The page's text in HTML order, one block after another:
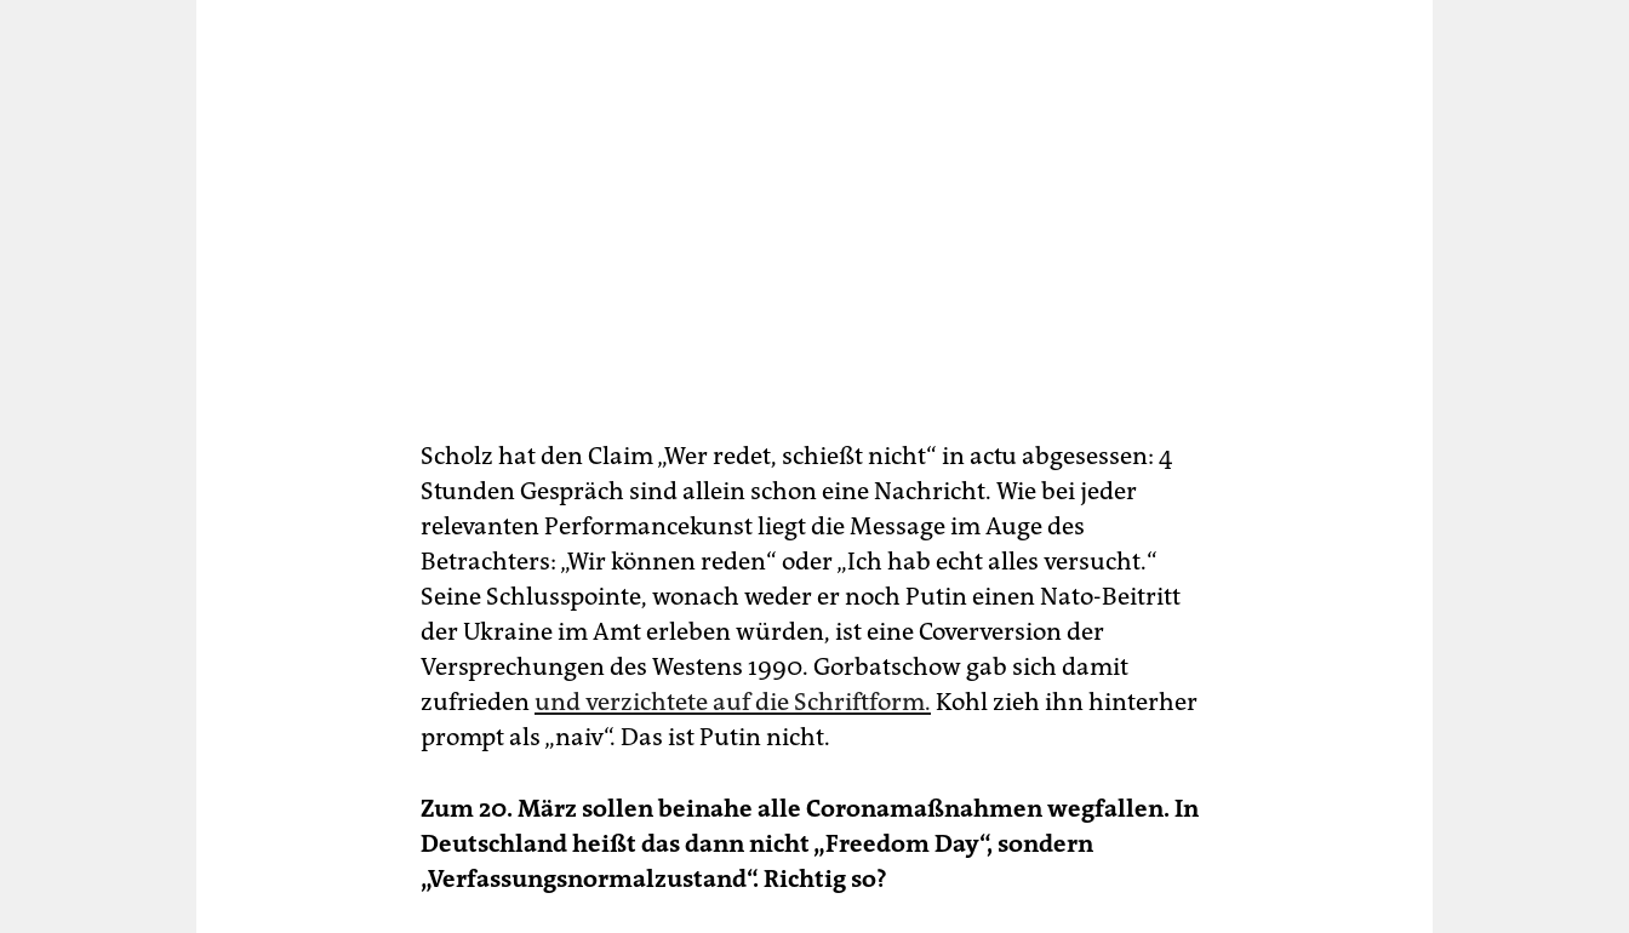
Scholz hat den Claim „Wer redet, schießt nicht“ in actu abgesessen: 4
Stunden Gespräch sind allein schon eine Nachricht. Wie bei jeder
relevanten Performancekunst liegt die Message im Auge des
Betrachters: „Wir können reden“ oder „Ich hab echt alles versucht.“
Seine Schlusspointe, wonach weder er noch Putin einen Nato-Beitritt
der Ukraine im Amt erleben würden, ist eine Coverversion der
Versprechungen des Westens 1990. Gorbatschow gab sich damit
zufriedenund verzichtete auf die Schriftform. Kohl zieh ihn hinterher
prompt als „naiv“. Das ist Putin nicht.
Zum 20. März sollen beinahe alle Coronamaßnahmen wegfallen. In
Deutschland heißt das dann nicht „Freedom Day“, sondern
„Verfassungsnormalzustand“. Richtig so?